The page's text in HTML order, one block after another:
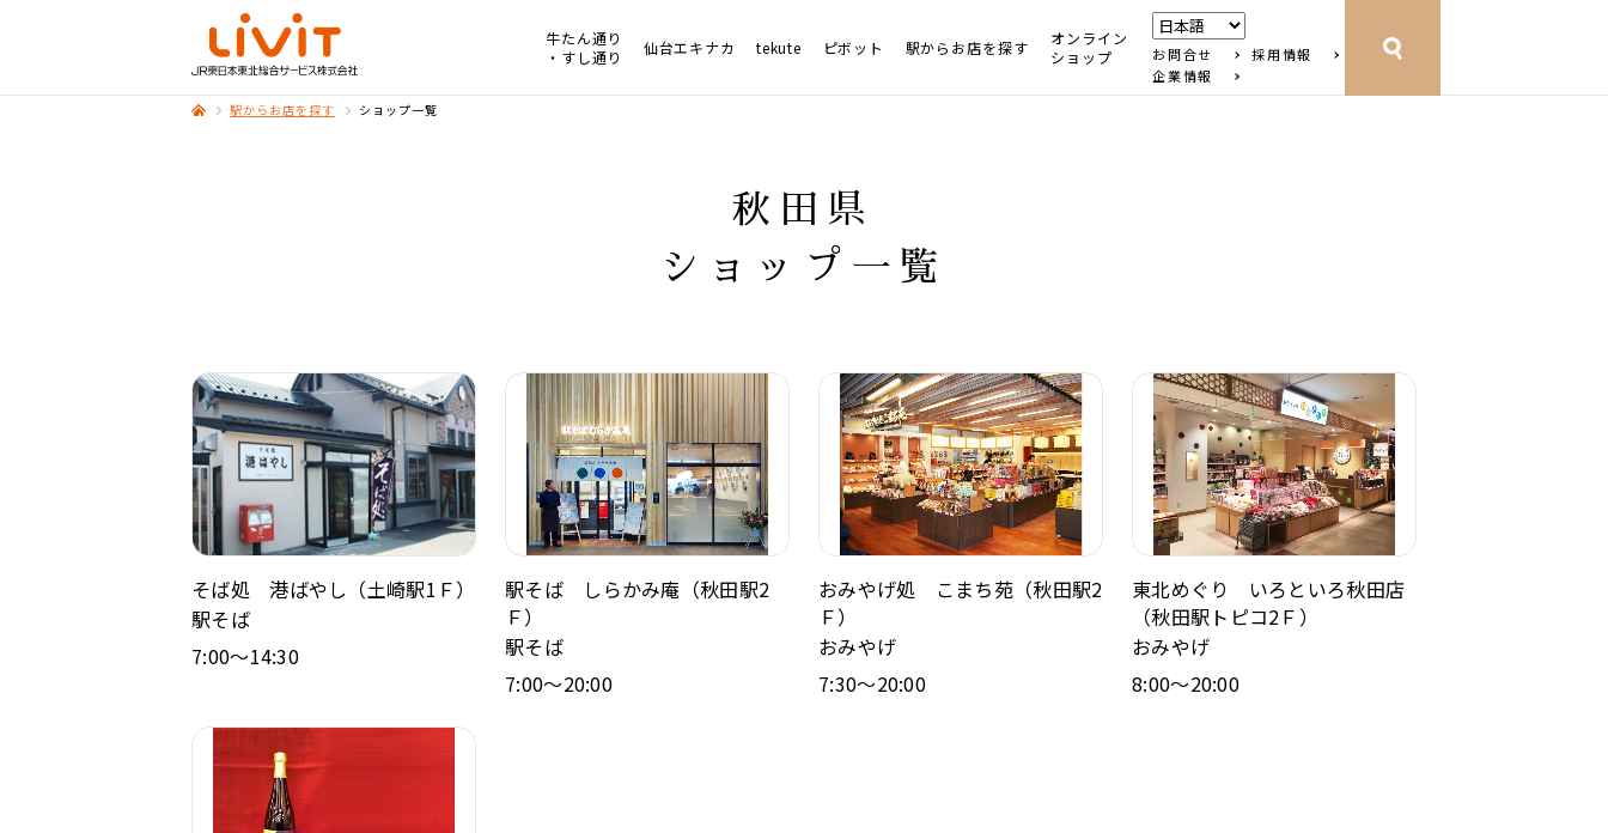
牛たん通り
・すし通り
仙台エキナカ tekute ピボット 駅からお店を探す
オンライン
ショップ
お問合せ
採用情報
企業情報
駅からお店を探す ショップ一覧
秋田県
ショップ一覧
そば処 港ばやし（土崎駅1Ｆ）
駅そば
7:00～14:30
駅そば しらかみ庵（秋田駅2
Ｆ）
駅そば
7:00～20:00
おみやげ処 こまち苑（秋田駅2
Ｆ）
おみやげ
7:30～20:00
東北めぐり いろといろ秋田店
（秋田駅トピコ2Ｆ）
おみやげ
8:00～20:00